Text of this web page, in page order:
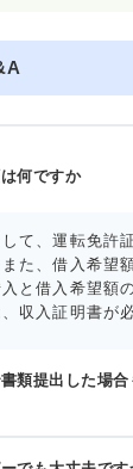
何ですか
て、運転免許
た、借入希望
と借入希望額
収入証明書が
類提出した場